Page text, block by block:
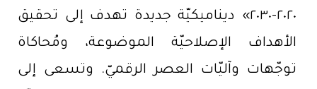
٢٠٢٠-٢٠٣٠» ديناميكيّة جديدة تهدف إلى تحقيق
الأهداف الإصلاحيّة الموضوعة، ومُحاكاة
توجّهات وآليّات العصر الرقميّ. وتسعى إلى